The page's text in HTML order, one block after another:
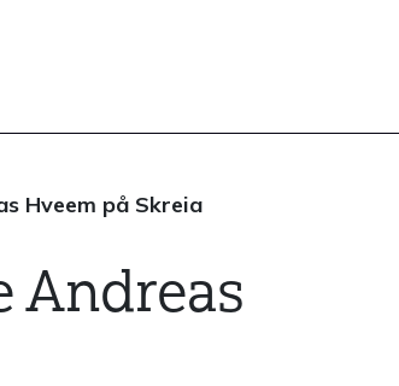
Hveem på Skreia
Andreas